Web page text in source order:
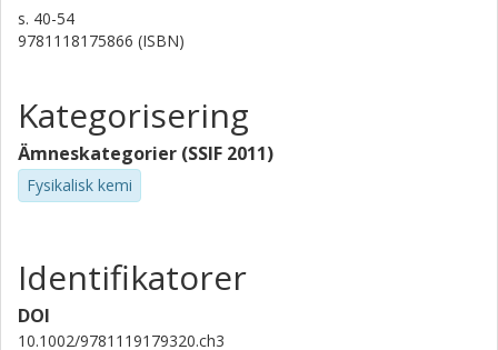
s. 40-54
9781118175866 (ISBN)
Kategorisering
Ämneskategorier (SSIF 2011)
Fysikalisk kemi
Identifikatorer
DOI
10.1002/9781119179320.ch3